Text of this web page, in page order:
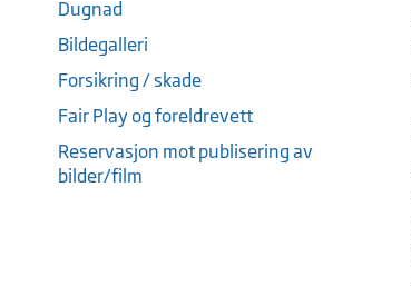
Dugnad
Bildegalleri
Forsikring / skade
Fair Play og foreldrevett
Reservasjon mot publisering av
bilder/film